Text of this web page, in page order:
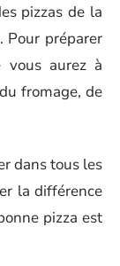
pizzas de la
Pour préparer
vous aurez à
fromage, de
dans tous les
la différence
pizza est